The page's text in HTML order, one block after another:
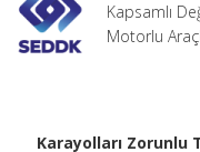
Kapsamlı
Motorlu
Karayolları Zorunlu